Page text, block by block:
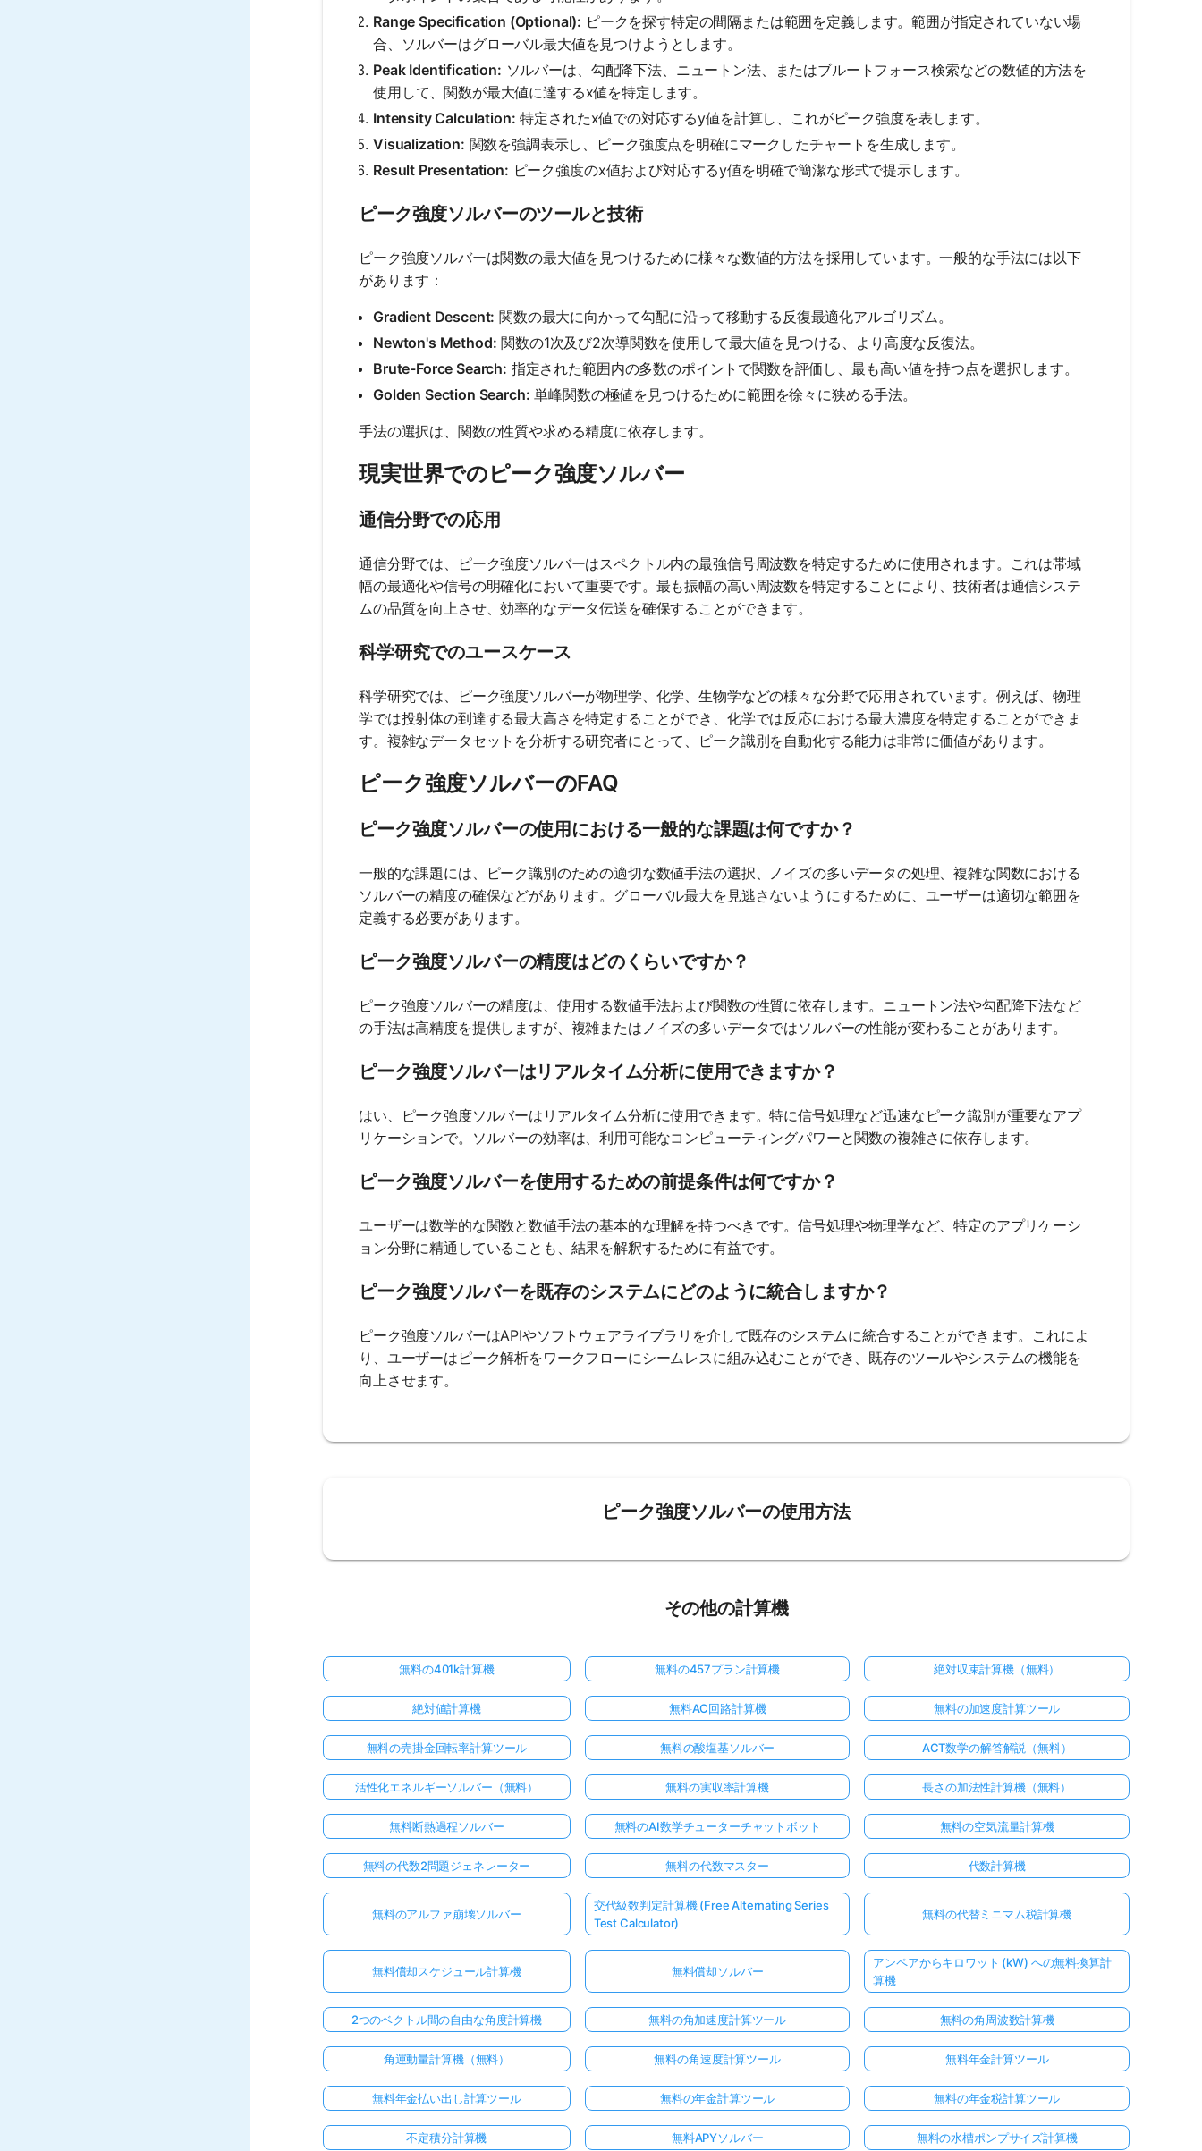
Range Specification (Optional): ピークを探す特定の間隔または範囲を定義します。範囲が指定されていない場
合、ソルバーはグローバル最大値を見つけようとします。
Peak Identification: ソルバーは、勾配降下法、ニュートン法、またはブルートフォース検索などの数値的方法を
使用して、関数が最大値に達するx値を特定します。
Intensity Calculation: 特定されたx値での対応するy値を計算し、これがピーク強度を表します。
Visualization: 関数を強調表示し、ピーク強度点を明確にマークしたチャートを生成します。
Result Presentation: ピーク強度のx値および対応するy値を明確で簡潔な形式で提示します。
ピーク強度ソルバーのツールと技術
ピーク強度ソルバーは関数の最大値を見つけるために様々な数値的方法を採用しています。一般的な手法には以下
があります：
Gradient Descent: 関数の最大に向かって勾配に沿って移動する反復最適化アルゴリズム。
Newton's Method: 関数の1次及び2次導関数を使用して最大値を見つける、より高度な反復法。
Brute-Force Search: 指定された範囲内の多数のポイントで関数を評価し、最も高い値を持つ点を選択します。
Golden Section Search: 単峰関数の極値を見つけるために範囲を徐々に狭める手法。
手法の選択は、関数の性質や求める精度に依存します。
現実世界でのピーク強度ソルバー
通信分野での応用
通信分野では、ピーク強度ソルバーはスペクトル内の最強信号周波数を特定するために使用されます。これは帯域
幅の最適化や信号の明確化において重要です。最も振幅の高い周波数を特定することにより、技術者は通信システ
ムの品質を向上させ、効率的なデータ伝送を確保することができます。
科学研究でのユースケース
科学研究では、ピーク強度ソルバーが物理学、化学、生物学などの様々な分野で応用されています。例えば、物理
学では投射体の到達する最大高さを特定することができ、化学では反応における最大濃度を特定することができま
す。複雑なデータセットを分析する研究者にとって、ピーク識別を自動化する能力は非常に価値があります。
ピーク強度ソルバーのFAQ
ピーク強度ソルバーの使用における一般的な課題は何ですか？
一般的な課題には、ピーク識別のための適切な数値手法の選択、ノイズの多いデータの処理、複雑な関数における
ソルバーの精度の確保などがあります。グローバル最大を見逃さないようにするために、ユーザーは適切な範囲を
定義する必要があります。
ピーク強度ソルバーの精度はどのくらいですか？
ピーク強度ソルバーの精度は、使用する数値手法および関数の性質に依存します。ニュートン法や勾配降下法など
の手法は高精度を提供しますが、複雑またはノイズの多いデータではソルバーの性能が変わることがあります。
ピーク強度ソルバーはリアルタイム分析に使用できますか？
はい、ピーク強度ソルバーはリアルタイム分析に使用できます。特に信号処理など迅速なピーク識別が重要なアプ
リケーションで。ソルバーの効率は、利用可能なコンピューティングパワーと関数の複雑さに依存します。
ピーク強度ソルバーを使用するための前提条件は何ですか？
ユーザーは数学的な関数と数値手法の基本的な理解を持つべきです。信号処理や物理学など、特定のアプリケーシ
ョン分野に精通していることも、結果を解釈するために有益です。
ピーク強度ソルバーを既存のシステムにどのように統合しますか？
ピーク強度ソルバーはAPIやソフトウェアライブラリを介して既存のシステムに統合することができます。これによ
り、ユーザーはピーク解析をワークフローにシームレスに組み込むことができ、既存のツールやシステムの機能を
向上させます。
ピーク強度ソルバーの使用方法
その他の計算機
無料の401k計算機 無料の457プラン計算機 絶対収束計算機（無料）
絶対値計算機 無料AC回路計算機 無料の加速度計算ツール
無料の売掛金回転率計算ツール 無料の酸塩基ソルバー ACT数学の解答解説（無料）
活性化エネルギーソルバー（無料） 無料の実収率計算機 長さの加法性計算機（無料）
無料断熱過程ソルバー 無料のAI数学チューターチャットボット 無料の空気流量計算機
無料の代数2問題ジェネレーター 無料の代数マスター 代数計算機
無料のアルファ崩壊ソルバー
交代級数判定計算機 (Free Alternating Series
Test Calculator)
無料の代替ミニマム税計算機
無料償却スケジュール計算機 無料償却ソルバー
アンペアからキロワット (kW) への無料換算計
算機
2つのベクトル間の自由な角度計算機 無料の角加速度計算ツール 無料の角周波数計算機
角運動量計算機（無料） 無料の角速度計算ツール 無料年金計算ツール
無料年金払い出し計算ツール 無料の年金計算ツール 無料の年金税計算ツール
不定積分計算機 無料APYソルバー 無料の水槽ポンプサイズ計算機